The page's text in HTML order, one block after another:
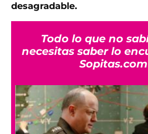
desagradable.
Todo lo que no
necesitas saber lo
Sopitas.com